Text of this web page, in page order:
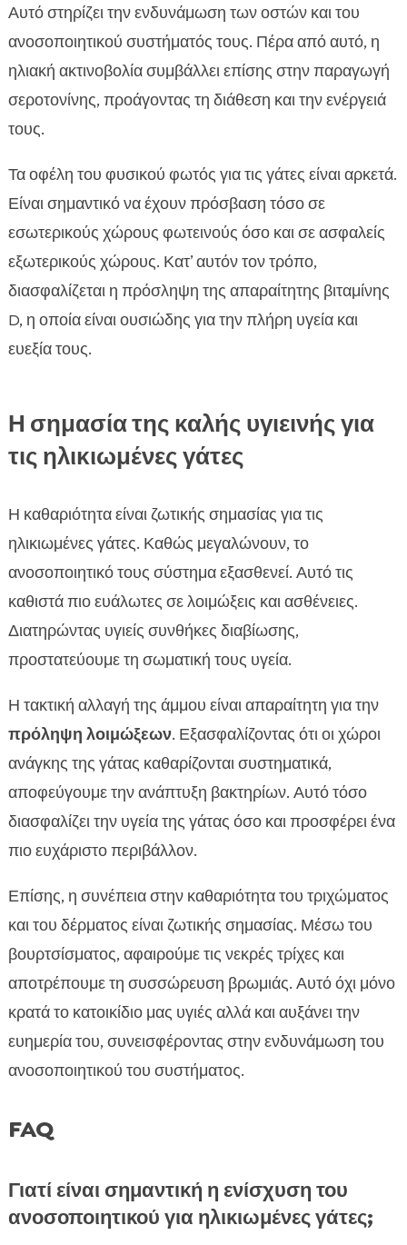
Αυτό στηρίζει την ενδυνάμωση των οστών και του
ανοσοποιητικού συστήματός τους. Πέρα από αυτό, η
ηλιακή ακτινοβολία συμβάλλει επίσης στην παραγωγή
σεροτονίνης, προάγοντας τη διάθεση και την ενέργειά
τους.
Τα οφέλη του φυσικού φωτός για τις γάτες είναι αρκετά.
Είναι σημαντικό να έχουν πρόσβαση τόσο σε
εσωτερικούς χώρους φωτεινούς όσο και σε ασφαλείς
εξωτερικούς χώρους. Κατ’ αυτόν τον τρόπο,
διασφαλίζεται η πρόσληψη της απαραίτητης βιταμίνης
D, η οποία είναι ουσιώδης για την πλήρη υγεία και
ευεξία τους.
Η σημασία της καλής υγιεινής για
τις ηλικιωμένες γάτες
Η καθαριότητα είναι ζωτικής σημασίας για τις
ηλικιωμένες γάτες. Καθώς μεγαλώνουν, το
ανοσοποιητικό τους σύστημα εξασθενεί. Αυτό τις
καθιστά πιο ευάλωτες σε λοιμώξεις και ασθένειες.
Διατηρώντας υγιείς συνθήκες διαβίωσης,
προστατεύουμε τη σωματική τους υγεία.
Η τακτική αλλαγή της άμμου είναι απαραίτητη για την
πρόληψη λοιμώξεων. Εξασφαλίζοντας ότι οι χώροι
ανάγκης της γάτας καθαρίζονται συστηματικά,
αποφεύγουμε την ανάπτυξη βακτηρίων. Αυτό τόσο
διασφαλίζει την υγεία της γάτας όσο και προσφέρει ένα
πιο ευχάριστο περιβάλλον.
Επίσης, η συνέπεια στην καθαριότητα του τριχώματος
και του δέρματος είναι ζωτικής σημασίας. Μέσω του
βουρτσίσματος, αφαιρούμε τις νεκρές τρίχες και
αποτρέπουμε τη συσσώρευση βρωμιάς. Αυτό όχι μόνο
κρατά το κατοικίδιο μας υγιές αλλά και αυξάνει την
ευημερία του, συνεισφέροντας στην ενδυνάμωση του
ανοσοποιητικού του συστήματος.
FAQ
Γιατί είναι σημαντική η ενίσχυση του
ανοσοποιητικού για ηλικιωμένες γάτες;